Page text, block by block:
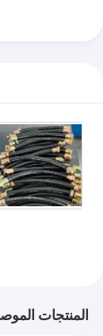
المنتجات